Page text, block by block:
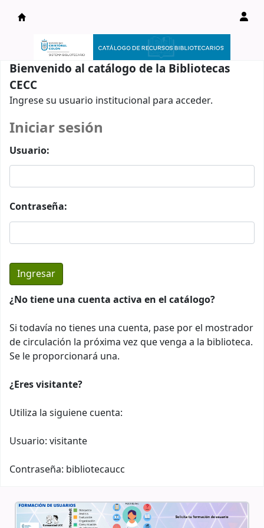
Catálogo en línea
Bienvenido al catálogo de la Bibliotecas
CECC
Ingrese su usuario institucional para acceder.
Iniciar sesión
Usuario:
Contraseña:
¿No tiene una cuenta activa en el catálogo?
Si todavía no tienes una cuenta, pase por el mostrador
de circulación la próxima vez que venga a la biblioteca.
Se le proporcionará una.
¿Eres visitante?
Utiliza la siguiene cuenta:
Usuario: visitante
Contraseña: bibliotecaucc